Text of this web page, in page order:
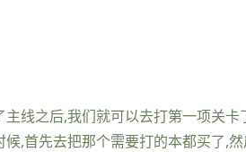
主线之后,我们就可以去打第一项关
候,首先去把那个需要打的本都买了,